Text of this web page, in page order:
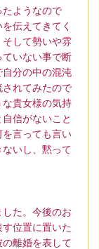
ようなので
伝えてきてく
して勢いや雰
いない事で断
分の中の混沌
れてみたので
貴女様の気持
信がないこと
言っても言い
いし、黙って
た。今後のお
位置に置いた
離婚を表して